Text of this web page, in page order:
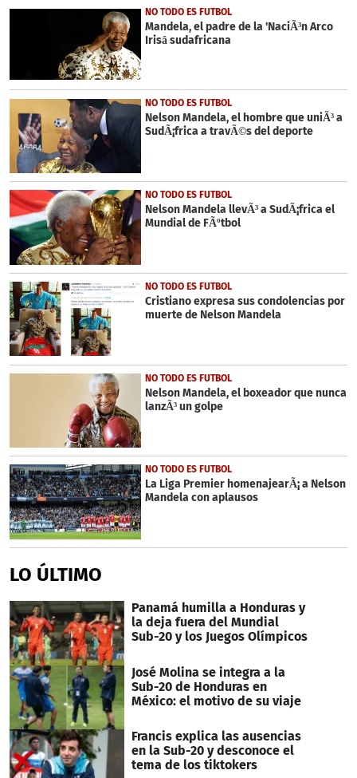
5
NO TODO ES FUTBOL
Mandela, el padre de la 'NaciÃ³n Arco
Irisâ sudafricana
NO TODO ES FUTBOL
Nelson Mandela, el hombre que uniÃ³ a
SudÃ¡frica a travÃ©s del deporte
NO TODO ES FUTBOL
Nelson Mandela llevÃ³ a SudÃ¡frica el
Mundial de FÃºtbol
NO TODO ES FUTBOL
Cristiano expresa sus condolencias por
muerte de Nelson Mandela
NO TODO ES FUTBOL
Nelson Mandela, el boxeador que nunca
lanzÃ³ un golpe
NO TODO ES FUTBOL
La Liga Premier homenajearÃ¡ a Nelson
Mandela con aplausos
LO ÚLTIMO
Panamá humilla a Honduras y
la deja fuera del Mundial
Sub-20 y los Juegos Olímpicos
José Molina se integra a la
Sub-20 de Honduras en
México: el motivo de su viaje
Francis explica las ausencias
en la Sub-20 y desconoce el
tema de los tiktokers